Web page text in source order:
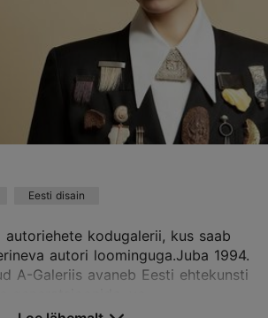
hinnang
Eesti disain
kodugalerii, kus saab
autori loominguga.Juba 1994.
A-Galeriis avaneb Eesti ehtekunsti